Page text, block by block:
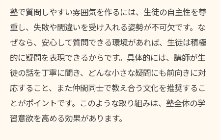
塾の質問行動が受験戦略を強化する
塾を活用した合格への道のりを解説
塾の質問経験が自信を深めるポイント
効果的な塾活用で学びを深めるヒント
塾を通じて学びの幅を広げる方法
塾での質問が学習効率を高める工夫
塾を上手に使った自宅学習のコツ
塾で質問しやすい雰囲気を作るには、生徒の自主性を尊
重し、失敗や間違いを受け入れる姿勢が不可欠です。な
ぜなら、安心して質問できる環境があれば、生徒は積極
的に疑問を表現できるからです。具体的には、講師が生
徒の話を丁寧に聞き、どんな小さな疑問にも前向きに対
応すること、また仲間同士で教え合う文化を推奨するこ
とがポイントです。このような取り組みは、塾全体の学
習意欲を高める効果があります。